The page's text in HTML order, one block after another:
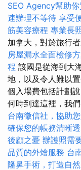
SEO Agency幫助
速辦理不等待 享受
筋美容療程 專業長
加拿大，對於旅行
房屋漏水全面檢修
程 該國是從海到大
地，以及令人難以
個入場費包括計劃
何時到達這裡，我
台南徵信社，協助
確保您的帳務清晰
後顧之憂 辦護照需
品質的外燴服務 台
隆鼻手術，打造自